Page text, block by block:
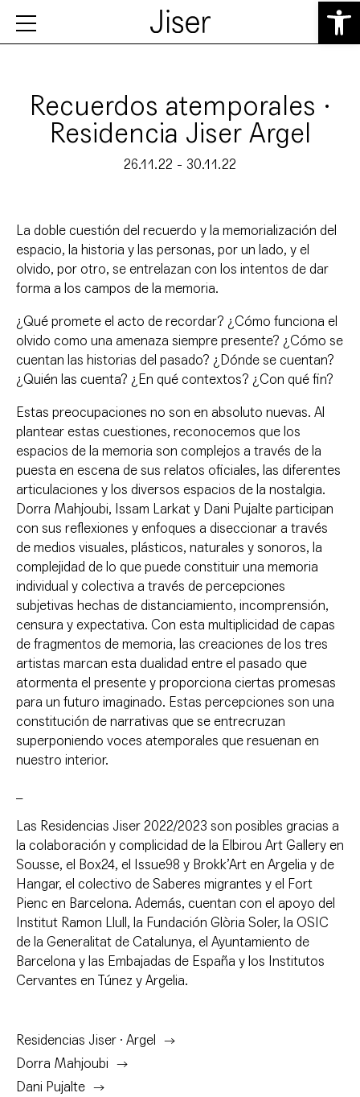
Abrir
Recuerdos atemporales ·
Residencia Jiser Argel
26.11.22 - 30.11.22
La doble cuestión del recuerdo y la memorialización del
espacio, la historia y las personas, por un lado, y el
olvido, por otro, se entrelazan con los intentos de dar
forma a los campos de la memoria.
¿Qué promete el acto de recordar? ¿Cómo funciona el
olvido como una amenaza siempre presente? ¿Cómo se
cuentan las historias del pasado? ¿Dónde se cuentan?
¿Quién las cuenta? ¿En qué contextos? ¿Con qué fin?
Estas preocupaciones no son en absoluto nuevas. Al
plantear estas cuestiones, reconocemos que los
espacios de la memoria son complejos a través de la
puesta en escena de sus relatos oficiales, las diferentes
articulaciones y los diversos espacios de la nostalgia.
Dorra Mahjoubi, Issam Larkat y Dani Pujalte participan
con sus reflexiones y enfoques a diseccionar a través
de medios visuales, plásticos, naturales y sonoros, la
complejidad de lo que puede constituir una memoria
individual y colectiva a través de percepciones
subjetivas hechas de distanciamiento, incomprensión,
censura y expectativa. Con esta multiplicidad de capas
de fragmentos de memoria, las creaciones de los tres
artistas marcan esta dualidad entre el pasado que
atormenta el presente y proporciona ciertas promesas
para un futuro imaginado. Estas percepciones son una
constitución de narrativas que se entrecruzan
superponiendo voces atemporales que resuenan en
nuestro interior.
Las Residencias Jiser 2022/2023 son posibles gracias a
la colaboración y complicidad de la Elbirou Art Gallery en
Sousse, el Box24, el Issue98 y Brokk’Art en Argelia y de
Hangar, el colectivo de Saberes migrantes y el Fort
Pienc en Barcelona. Además, cuentan con el apoyo del
Institut Ramon Llull, la Fundación Glòria Soler, la OSIC
de la Generalitat de Catalunya, el Ayuntamiento de
Barcelona y las Embajadas de España y los Institutos
Cervantes en Túnez y Argelia.
Residencias Jiser · Argel
Dorra Mahjoubi
Dani Pujalte